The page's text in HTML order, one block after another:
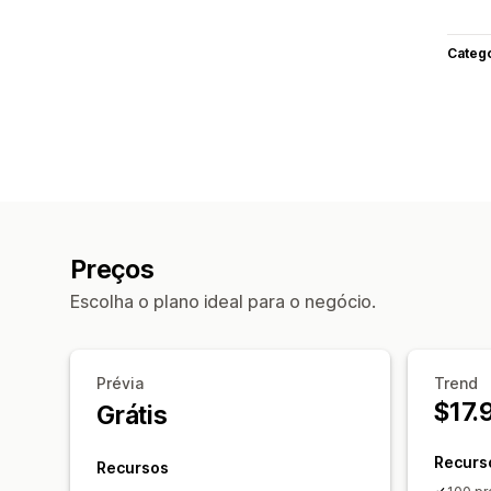
Preços
Escolha o plano ideal para o negócio.
Prévia
Grátis
Recursos
Trend